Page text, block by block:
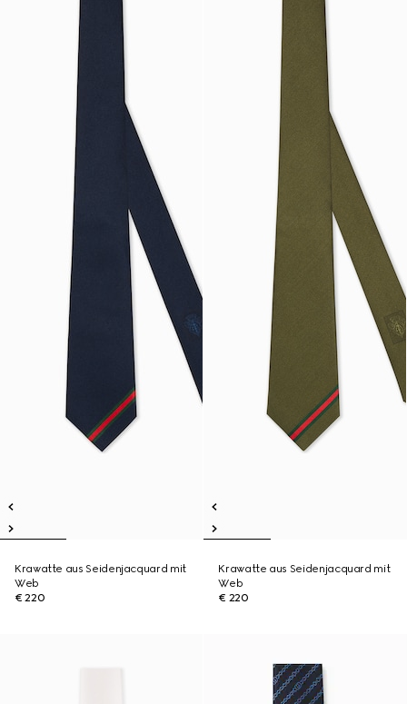
Krawatte aus Seidenjacquard mit
Web
€ 220
Krawatte aus Seidenjacquard mit
Web
€ 220